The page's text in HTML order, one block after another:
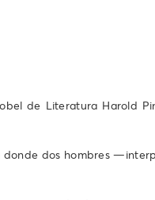
de Literatura Harold
dos hombres